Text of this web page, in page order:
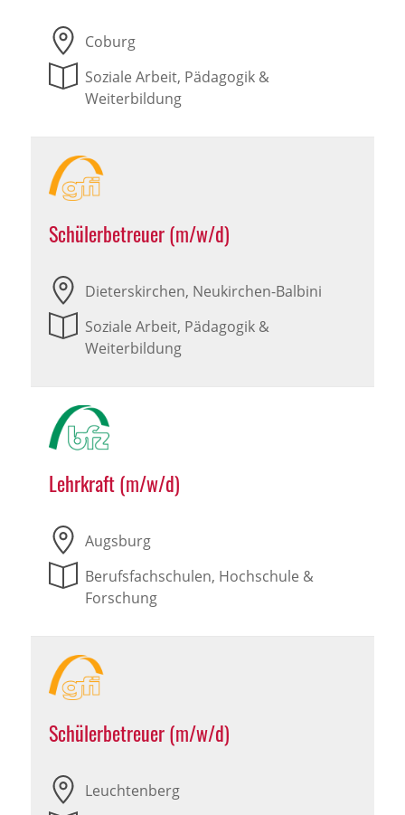
Coburg
Soziale Arbeit, Pädagogik &
Weiterbildung
Schülerbetreuer (m/w/d)
Dieterskirchen, Neukirchen-Balbini
Soziale Arbeit, Pädagogik &
Weiterbildung
Lehrkraft (m/w/d)
Augsburg
Berufsfachschulen, Hochschule &
Forschung
Schülerbetreuer (m/w/d)
Leuchtenberg